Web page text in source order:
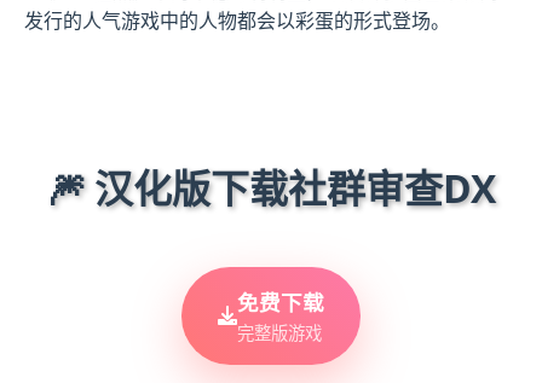
发行的人气游戏中的人物都会以彩蛋的形式登场。
🎆 汉化版下载社群审查DX
免费下载
完整版游戏